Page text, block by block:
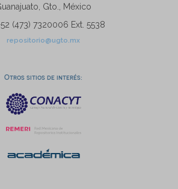
Gto., México
(473) 7320006 Ext. 5538
repositorio@ugto.mx
Otros sitios de interés: